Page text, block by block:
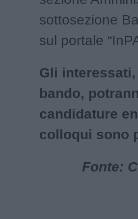
sottosezione
sul portale
Gli
bando,
candidature
colloqui sono
Fonte: